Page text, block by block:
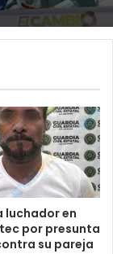
luchador en
por presunta
su pareja